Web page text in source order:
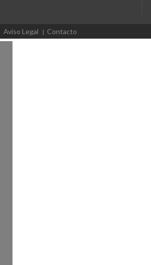
Aviso Legal Contacto